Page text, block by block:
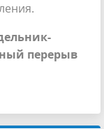
перерыв